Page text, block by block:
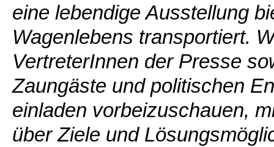
eine lebendige Ausstellung
Wagenlebens transportiert.
VertreterInnen der Presse
Zaungäste und politischen
einladen vorbeizuschauen,
über Ziele und